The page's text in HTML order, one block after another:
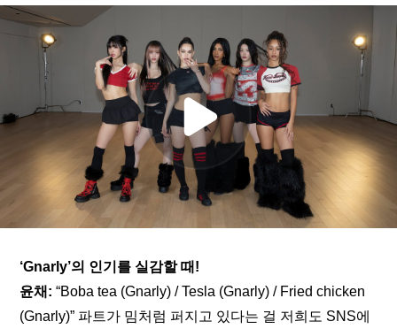
‘Gnarly’의 인기를 실감할 때!
윤채: “Boba tea (Gnarly) / Tesla (Gnarly) / Fried chicken
(Gnarly)” 파트가 밈처럼 퍼지고 있다는 걸 저희도 SNS에